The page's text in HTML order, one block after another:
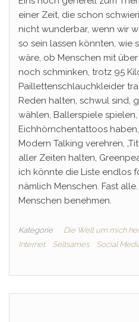
einer Zeit, die schon
nicht wunderbar, wenn wir
so sein lassen könnten, wie
wäre, ob Menschen mit
noch schminken, trotz 95
Paillettenschlauchkleider
Reden halten, schwul sind,
wählen, Ballerspiele
Eichhörnchentattoos
Modern Talking verehren,
aller Zeiten halten,
ich könnte die Liste endlos
nämlich Menschen. Fast
Menschen benehmen.
Kategorie Die Welt um mich
Internet
Seltsames Social